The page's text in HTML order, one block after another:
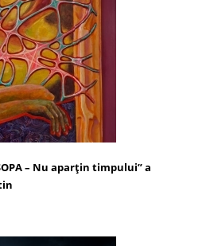
– Nu aparțin timpului” a